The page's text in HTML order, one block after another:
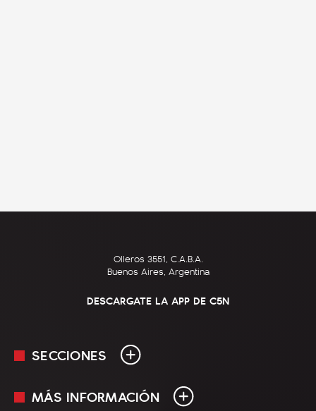
Olleros 3551, C.A.B.A.
Buenos Aires, Argentina
DESCARGATE LA APP DE C5N
SECCIONES
En Vivo
MÁS INFORMACIÓN